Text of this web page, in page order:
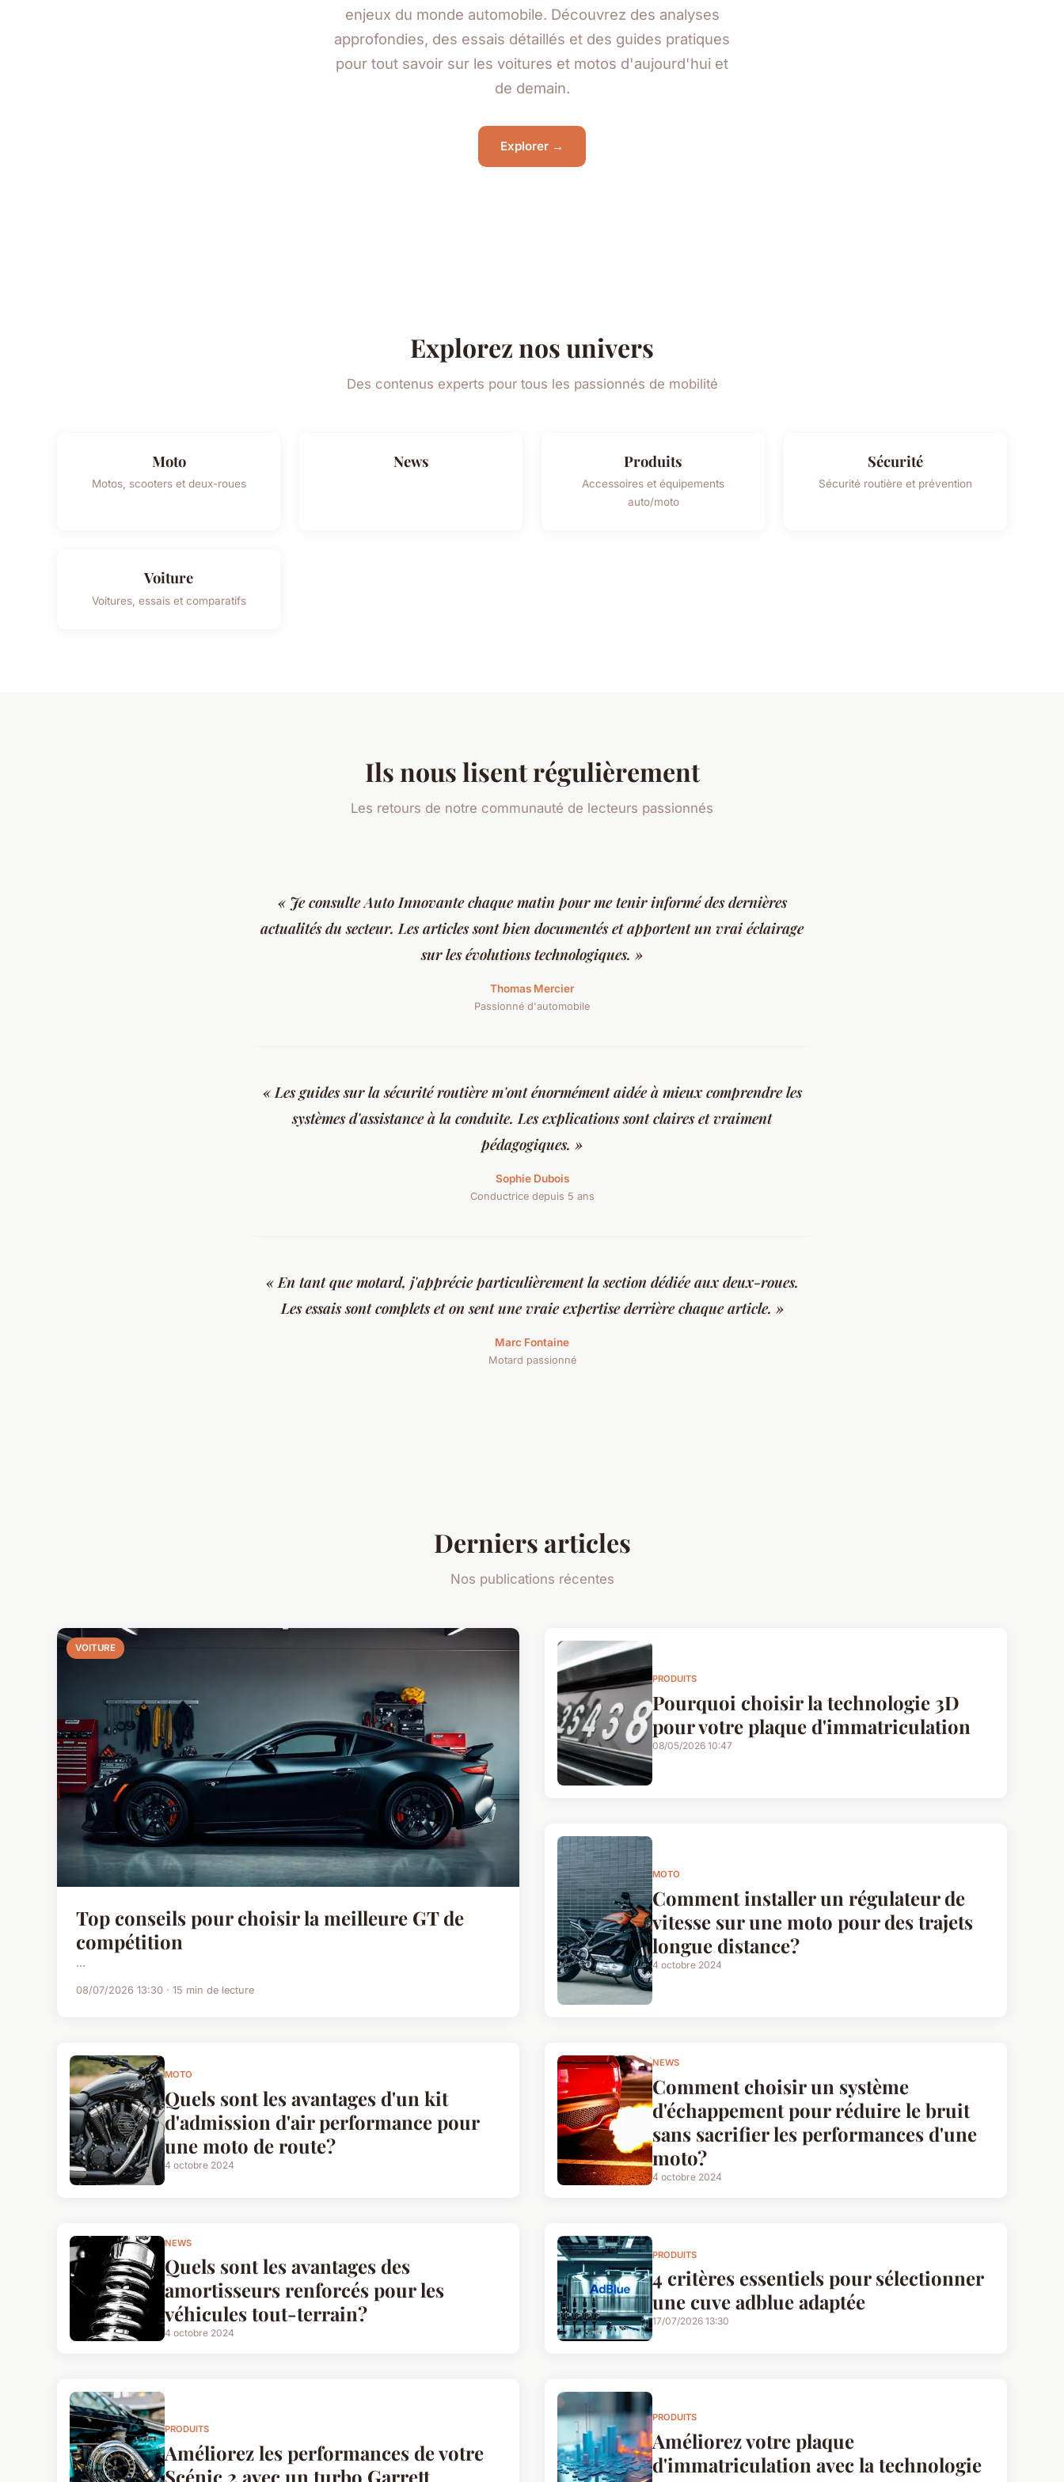
enjeux du monde automobile. Découvrez des analyses
approfondies, des essais détaillés et des guides pratiques
pour tout savoir sur les voitures et motos d'aujourd'hui et
de demain.
Explorer →
Explorez nos univers
Des contenus experts pour tous les passionnés de mobilité
Moto
Motos, scooters et deux-roues
News Produits
Accessoires et équipements
auto/moto
Sécurité
Sécurité routière et prévention
Voiture
Voitures, essais et comparatifs
Ils nous lisent régulièrement
Les retours de notre communauté de lecteurs passionnés
« Je consulte Auto Innovante chaque matin pour me tenir informé des dernières
actualités du secteur. Les articles sont bien documentés et apportent un vrai éclairage
sur les évolutions technologiques. »
Thomas Mercier
Passionné d'automobile
« Les guides sur la sécurité routière m'ont énormément aidée à mieux comprendre les
systèmes d'assistance à la conduite. Les explications sont claires et vraiment
pédagogiques. »
Sophie Dubois
Conductrice depuis 5 ans
« En tant que motard, j'apprécie particulièrement la section dédiée aux deux-roues.
Les essais sont complets et on sent une vraie expertise derrière chaque article. »
Marc Fontaine
Motard passionné
Derniers articles
Nos publications récentes
VOITURE
Top conseils pour choisir la meilleure GT de
compétition
...
08/07/2026 13:30 · 15 min de lecture
PRODUITS
Pourquoi choisir la technologie 3D
pour votre plaque d'immatriculation
08/05/2026 10:47
MOTO
Comment installer un régulateur de
vitesse sur une moto pour des trajets
longue distance?
4 octobre 2024
MOTO
Quels sont les avantages d'un kit
d'admission d'air performance pour
une moto de route?
4 octobre 2024
NEWS
Comment choisir un système
d'échappement pour réduire le bruit
sans sacrifier les performances d'une
moto?
4 octobre 2024
NEWS
Quels sont les avantages des
amortisseurs renforcés pour les
véhicules tout-terrain?
4 octobre 2024
PRODUITS
4 critères essentiels pour sélectionner
une cuve adblue adaptée
17/07/2026 13:30
PRODUITS
Améliorez les performances de votre
Scénic 2 avec un turbo Garrett
PRODUITS
Améliorez votre plaque
d'immatriculation avec la technologie